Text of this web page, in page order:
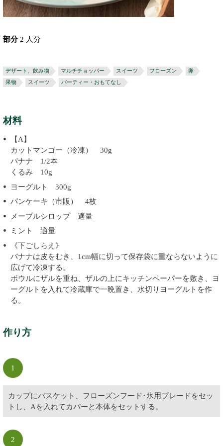
部分 2 人分
デザート、飲み物 マルチチョッパー スイーツ フローズン
卵
果物
スイーツ パーティー・おもてなし
材料
【A】
カットマンゴー（冷凍） 30g
バナナ 1/2本
くるみ 10g
ヨーグルト 300g
パンケーキ（市販） 4枚
メープルシロップ 適量
ミント 適量
《下ごしらえ》
バナナは皮をむき、1cm幅に切って保存袋に重ならないように
広げて冷凍する。
ボウルにザルを重ね、ザルの上にキッチンペーパーを敷き、ヨ
ーグルトを入れて冷蔵庫で一晩置き、水切りヨーグルトを作
る。
作り方
1
カップにバスケット、フローズンフード･氷用ブレードをセッ
トし、Aを入れてカバーと本体をセットする。
2